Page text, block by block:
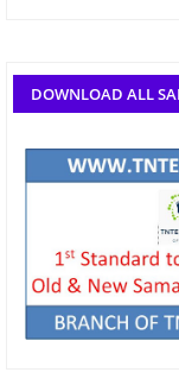
DOWNLOAD ALL